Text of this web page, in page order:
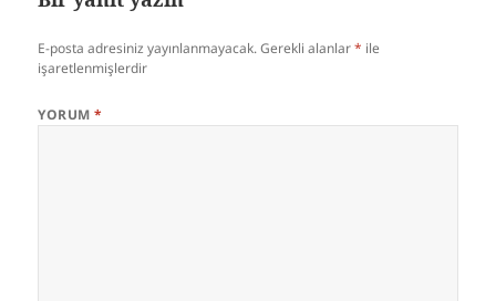
E-posta adresiniz yayınlanmayacak. Gerekli alanlar* ile
işaretlenmişlerdir
YORUM*